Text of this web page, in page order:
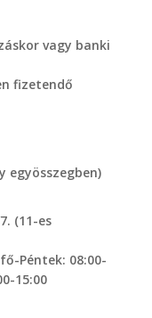
vagy banki
fizetendő
egyösszegben)
(11-es
Péntek: 08:00-
15:00